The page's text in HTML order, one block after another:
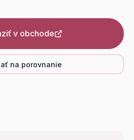
v obchode
na porovnanie